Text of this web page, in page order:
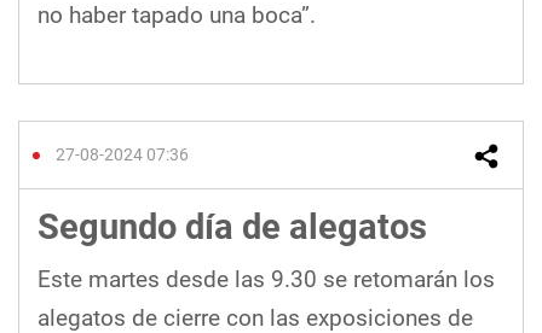
no haber tapado una boca”.
27-08-2024 07:36
Segundo día de alegatos
Este martes desde las 9.30 se retomarán los
alegatos de cierre con las exposiciones de